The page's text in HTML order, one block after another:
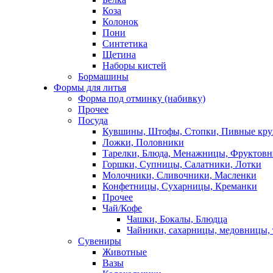
Коза
Колонок
Пони
Синтетика
Щетина
Наборы кистей
Бормашины
Формы для литья
Форма под отминку (набивку)
Прочее
Посуда
Кувшины, Штофы, Стопки, Пивные
Ложки, Половники
Тарелки, Блюда, Менажницы,
Горшки, Супницы, Салатники, Лотки
Молочники, Сливочники, Масленки
Конфетницы, Сухарницы, Креманки
Прочее
Чай/Кофе
Чашки, Бокалы, Блюдца
Чайники, сахарницы, медовницы,
Сувениры
Животные
Вазы